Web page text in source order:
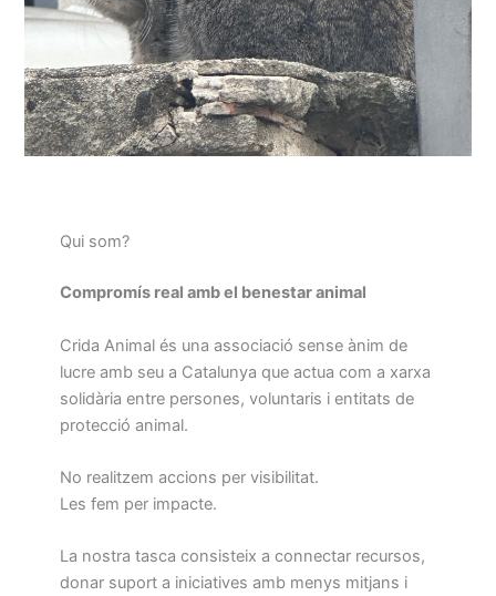
Qui som?
Compromís real amb el benestar animal
Crida Animal és una associació sense ànim de
lucre amb seu a Catalunya que actua com a xarxa
solidària entre persones, voluntaris i entitats de
protecció animal.
No realitzem accions per visibilitat.
Les fem per impacte.
La nostra tasca consisteix a connectar recursos,
donar suport a iniciatives amb menys mitjans i